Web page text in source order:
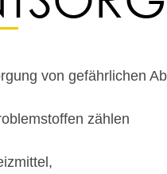
von gefährlichen
zählen